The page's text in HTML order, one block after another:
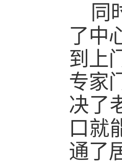
同
了中
到上
专家
决了
口就
通了